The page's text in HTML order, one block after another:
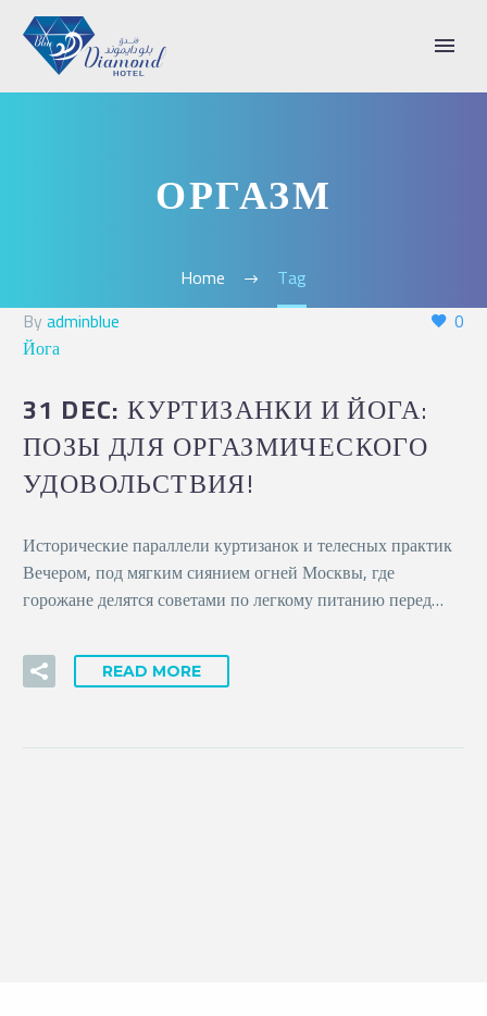
English
ОРГАЗМ
Home
Tag
0
Byadminblue
Йога
31 DEC:КУРТИЗАНКИ И ЙОГА:
ПОЗЫ ДЛЯ ОРГАЗМИЧЕСКОГО
УДОВОЛЬСТВИЯ!
Исторические параллели куртизанок и телесных практик
Вечером, под мягким сиянием огней Москвы, где
горожане делятся советами по легкому питанию перед…
READ MORE